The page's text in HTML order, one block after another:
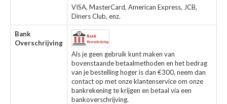
VISA, MasterCard, American Express, JCB,
Diners Club, enz.
Bank
Overschrijving
Als je geen gebruik kunt maken van
bovenstaande betaalmethoden en het bedrag
van je bestelling hoger is dan €300, neem dan
contact op met onze klantenservice om onze
bankrekening te krijgen en betaal via een
bankoverschrijving.